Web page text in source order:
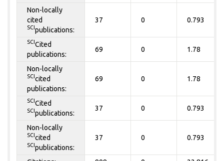
Non-locally
cited
SCI publications:
37 0 0.793
SCI Cited
publications:
69 0 1.78
Non-locally
SCI cited
publications:
69 0 1.78
SCI Cited
SCI publications:
37 0 0.793
Non-locally
SCI cited
SCI publications:
37 0 0.793